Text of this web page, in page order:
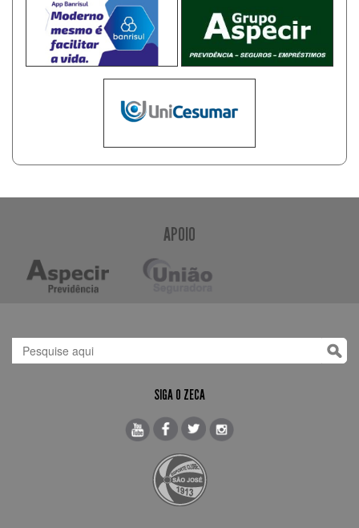
APOIO
SIGA O ZECA